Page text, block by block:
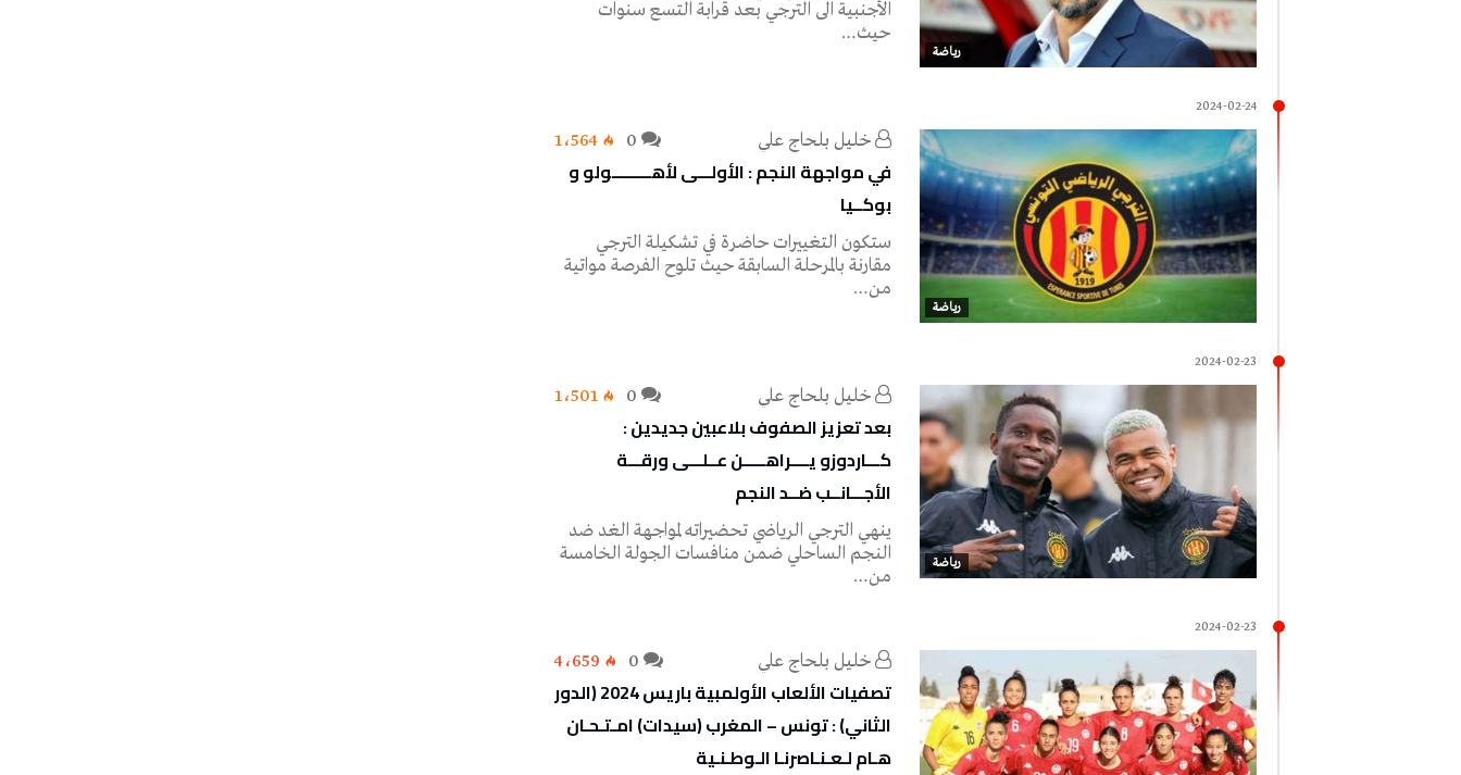
رياضة
‬حيث‭…
2024-02-24
رياضة
خليل‭ ‬بلحاج‭ ‬علي 1٬564
في مواجهة النجم : الأولـــى لأهـــــــــولو و
بوكــيا
ستكون التغييرات حاضرة في تشكيلة الترجي
مقارنة بالمرحلة السابقة حيث تلوح الفرصة مواتية
من…
2024-02-23
رياضة
خليل‭ ‬بلحاج‭ ‬علي 1٬501
بعد تعزيز الصفوف بلاعبين جديدين :
كـــاردوزو يــــراهـــــن عــلـــى ورقـــة
الأجـــانــب ضــد النجم
ينهي الترجي الرياضي تحضيراته لمواجهة الغد ضد
النجم الساحلي ضمن منافسات الجولة الخامسة
من…
2024-02-23
خليل‭ ‬بلحاج‭ ‬علي 4٬659
تصفيات الألعاب الأولمبية باريس 2024 (الدور
الثاني) : تونس – المغرب (سيدات) امـتـحـان
هـام لـعـنـاصرنـا الـوطـنـية